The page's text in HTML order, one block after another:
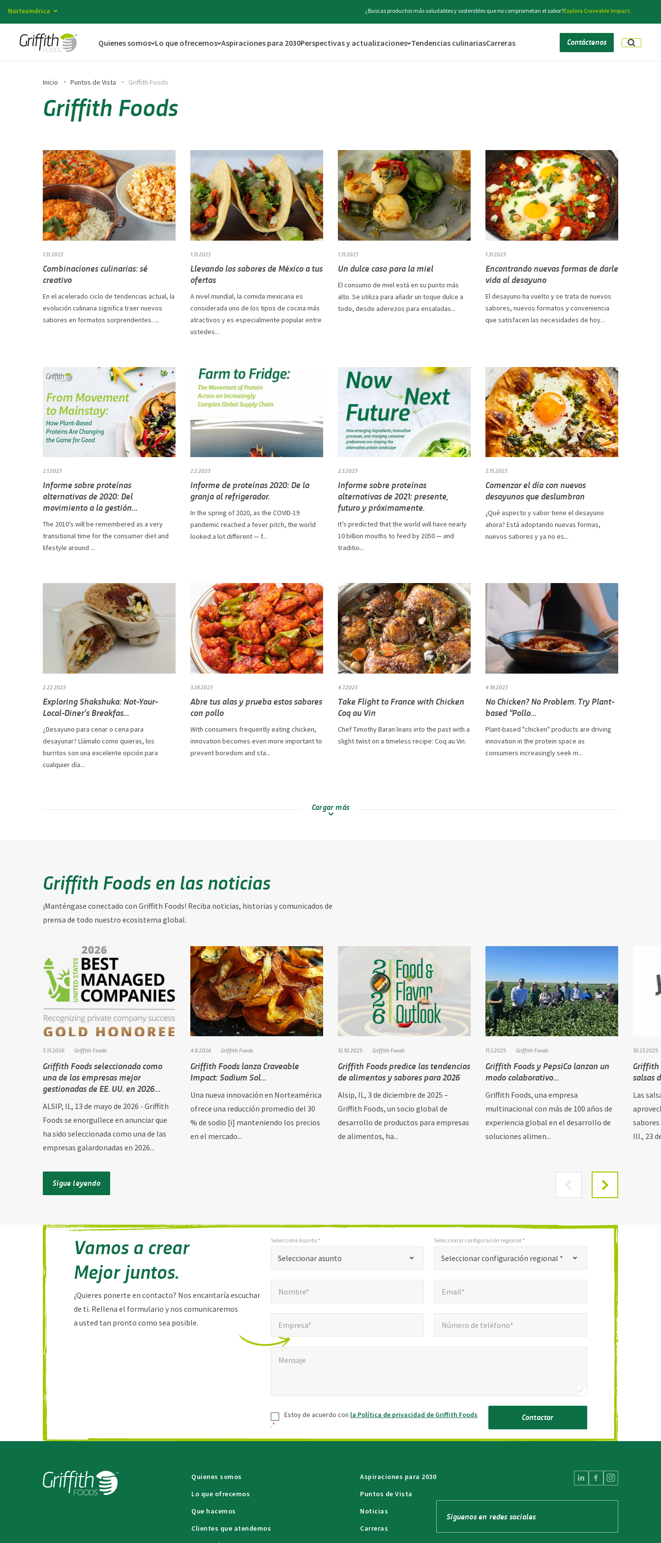
Norteamérica ¿Buscas productos más saludables y sostenibles que no comprometan el sabor?Explora Craveable Impact.
Quienes somos Lo que ofrecemos Aspiraciones para 2030Perspectivas y actualizaciones Tendencias culinariasCarreras Contáctenos
Inicio Puntos de Vista Griffith Foods
Griffith Foods
1.31.2023
Combinaciones culinarias: sé
creativo
En el acelerado ciclo de tendencias actual, la
evolución culinaria significa traer nuevos
sabores en formatos sorprendentes. ...
1.31.2023
Llevando los sabores de México a tus
ofertas
A nivel mundial, la comida mexicana es
considerada uno de los tipos de cocina más
atractivos y es especialmente popular entre
ustedes...
1.31.2023
Un dulce caso para la miel
El consumo de miel está en su punto más
alto. Se utiliza para añadir un toque dulce a
todo, desde aderezos para ensaladas...
1.31.2023
Encontrando nuevas formas de darle
vida al desayuno
El desayuno ha vuelto y se trata de nuevos
sabores, nuevos formatos y conveniencia
que satisfacen las necesidades de hoy...
2.1.2023
Informe sobre proteínas
alternativas de 2020: Del
movimiento a la gestión...
The 2010’s will be remembered as a very
transitional time for the consumer diet and
lifestyle around ...
2.2.2023
Informe de proteínas 2020: De la
granja al refrigerador.
In the spring of 2020, as the COVID-19
pandemic reached a fever pitch, the world
looked a lot different — f...
2.3.2023
Informe sobre proteínas
alternativas de 2021: presente,
futuro y próximamente.
It’s predicted that the world will have nearly
10 billion mouths to feed by 2050 — and
traditio...
2.15.2023
Comenzar el día con nuevos
desayunos que deslumbran
¿Qué aspecto y sabor tiene el desayuno
ahora? Está adoptando nuevas formas,
nuevos sabores y ya no es...
2.22.2023
Exploring Shakshuka: Not-Your-
Local-Diner’s Breakfas...
¿Desayuno para cenar o cena para
desayunar? Llámalo como quieras, los
burritos son una excelente opción para
cualquier día...
3.28.2023
Abre tus alas y prueba estos sabores
con pollo
With consumers frequently eating chicken,
innovation becomes even more important to
prevent boredom and sta...
4.7.2023
Take Flight to France with Chicken
Coq au Vin
Chef Timothy Baran leans into the past with a
slight twist on a timeless recipe: Coq au Vin.
4.18.2023
No Chicken? No Problem. Try Plant-
based “Pollo...
Plant-based "chicken" products are driving
innovation in the protein space as
consumers increasingly seek m...
Cargar más
Griffith Foods en las noticias
¡Manténgase conectado con Griffith Foods! Reciba noticias, historias y comunicados de
prensa de todo nuestro ecosistema global.
5.13.2026 Griffith Foods
Griffith Foods seleccionada como
una de las empresas mejor
gestionadas de EE. UU. en 2026...
ALSIP, IL, 13 de mayo de 2026 - Griffith
Foods se enorgullece en anunciar que
ha sido seleccionada como una de las
empresas galardonadas en 2026...
4.8.2026 Griffith Foods
Griffith Foods lanza Craveable
Impact: Sodium Sol...
Una nueva innovación en Norteamérica
ofrece una reducción promedio del 30
% de sodio [i] manteniendo los precios
en el mercado...
12.10.2025 Griffith Foods
Griffith Foods predice las tendencias
de alimentos y sabores para 2026
Alsip, IL, 3 de diciembre de 2025 –
Griffith Foods, un socio global de
desarrollo de productos para empresas
de alimentos, ha...
11.3.2025 Griffith Foods
Griffith Foods y PepsiCo lanzan un
modo colaborativo...
Griffith Foods, una empresa
multinacional con más de 100 años de
experiencia global en el desarrollo de
soluciones alimen...
10.23.2025
Griffith
salsas
Las
Ill., 23
Sigue leyendo
Vamos a crear
Mejor juntos.
¿Quieres ponerte en contacto? Nos encantaría escuchar
de ti. Rellena el formulario y nos comunicaremos
a usted tan pronto como sea posible.
indica
obligatorios
Seleccionar asunto
Seleccione Asunto *
Seleccionar configuración regional *
Seleccionar configuración regional *
Nombre* Email*
Empresa*
Número de teléfono*
Mensaje
Mensaje
Consentir
Estoy de acuerdo con la Política de privacidad de Griffith Foods
.*
Contactar
Quienes somos
Lo que ofrecemos
Que hacemos
Clientes que atendemos
Aspiraciones para 2030
Puntos de Vista
Noticias
Carreras
Síguenos en redes sociales